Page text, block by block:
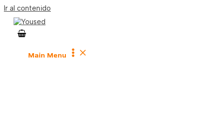
Ir al contenido
Main Menu